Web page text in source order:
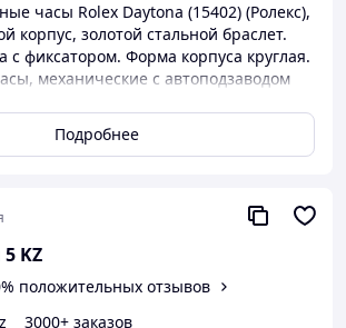
часы Rolex Daytona (15402) (Ролекс),
корпус, золотой стальной браслет.
с фиксатором. Форма корпуса круглая.
механические с автоподзаводом
при 100% предоплате заказа.
выдачи заказов или курьером до
5-10 дней
2 модели, то на вторые часы скидка
по стоимости)
осмотра часов наличными или
Подробнее
KZ
положительных отзывов
3000+ заказов